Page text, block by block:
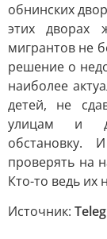
обнинских
этих дворах
мигрантов не
решение о
наиболее
детей, не
улицам и
обстановку.
проверять на
Кто-то ведь их
Источник: